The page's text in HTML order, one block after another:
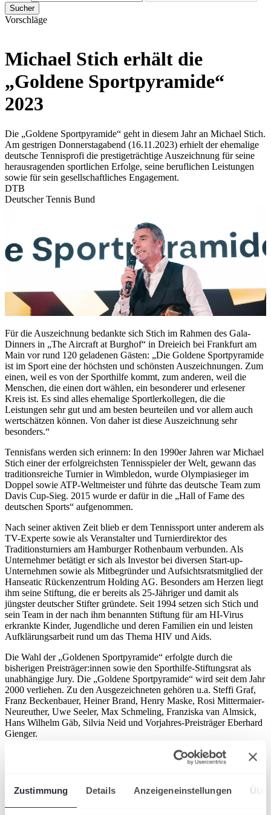
Zustimmung Details Anzeigeneinstellungen
Sucher
Vorschläge
Michael Stich erhält die
„Goldene Sportpyramide“
2023
Die „Goldene Sportpyramide“ geht in diesem Jahr an Michael Stich.
Am gestrigen Donnerstagabend (16.11.2023) erhielt der ehemalige
deutsche Tennisprofi die prestigeträchtige Auszeichnung für seine
herausragenden sportlichen Erfolge, seine beruflichen Leistungen
sowie für sein gesellschaftliches Engagement.
DTB
Deutscher Tennis Bund
Für die Auszeichnung bedankte sich Stich im Rahmen des Gala-
Dinners in „The Aircraft at Burghof“ in Dreieich bei Frankfurt am
Main vor rund 120 geladenen Gästen: „Die Goldene Sportpyramide
ist im Sport eine der höchsten und schönsten Auszeichnungen. Zum
einen, weil es von der Sporthilfe kommt, zum anderen, weil die
Menschen, die einen dort wählen, ein besonderer und erlesener
Kreis ist. Es sind alles ehemalige Sportlerkollegen, die die
Leistungen sehr gut und am besten beurteilen und vor allem auch
wertschätzen können. Von daher ist diese Auszeichnung sehr
besonders.“
Tennisfans werden sich erinnern: In den 1990er Jahren war Michael
Stich einer der erfolgreichsten Tennisspieler der Welt, gewann das
traditionsreiche Turnier in Wimbledon, wurde Olympiasieger im
Doppel sowie ATP-Weltmeister und führte das deutsche Team zum
Davis Cup-Sieg. 2015 wurde er dafür in die „Hall of Fame des
deutschen Sports“ aufgenommen.
Nach seiner aktiven Zeit blieb er dem Tennissport unter anderem als
TV-Experte sowie als Veranstalter und Turnierdirektor des
Traditionsturniers am Hamburger Rothenbaum verbunden. Als
Unternehmer betätigt er sich als Investor bei diversen Start-up-
Unternehmen sowie als Mitbegründer und Aufsichtsratsmitglied der
Hanseatic Rückenzentrum Holding AG. Besonders am Herzen liegt
ihm seine Stiftung, die er bereits als 25-Jähriger und damit als
jüngster deutscher Stifter gründete. Seit 1994 setzen sich Stich und
sein Team in der nach ihm benannten Stiftung für am HI-Virus
erkrankte Kinder, Jugendliche und deren Familien ein und leisten
Aufklärungsarbeit rund um das Thema HIV und Aids.
Die Wahl der „Goldenen Sportpyramide“ erfolgte durch die
bisherigen Preisträger:innen sowie den Sporthilfe-Stiftungsrat als
unabhängige Jury. Die „Goldene Sportpyramide“ wird seit dem Jahr
2000 verliehen. Zu den Ausgezeichneten gehören u.a. Steffi Graf,
Franz Beckenbauer, Heiner Brand, Henry Maske, Rosi Mittermaier-
Neureuther, Uwe Seeler, Max Schmeling, Franziska van Almsick,
Hans Wilhelm Gäb, Silvia Neid und Vorjahres-Preisträger Eberhard
Gienger.
Zeitgleich wurden Kristina Vogel (Bahnradsport), Hans-Ullrich
„Ulli“ Wegner (Boxen) und Kati Wilhelm (Biathlon) offiziell in die
aufgenommen
Die von der Stiftung Deutsche Sporthilfe initiierte „Hall of